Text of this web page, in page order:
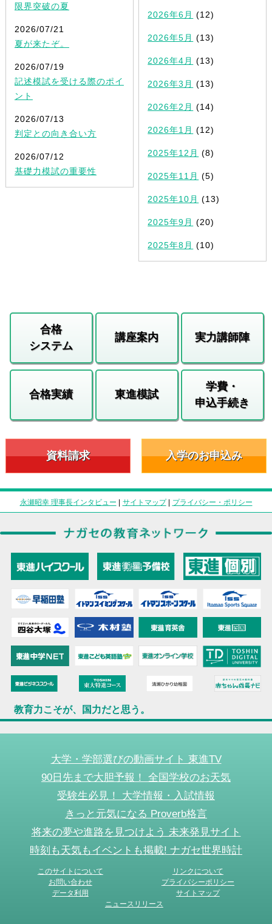
限界突破の夏
2026/07/21
夏が来たぞ。
2026/07/19
記述模試を受ける際のポイ
ント
2026/07/13
判定との向き合い方
2026/07/12
基礎力模試の重要性
2026年6月 (12)
2026年5月 (13)
2026年4月 (13)
2026年3月 (13)
2026年2月 (14)
2026年1月 (12)
2025年12月 (8)
2025年11月 (5)
2025年10月 (13)
2025年9月 (20)
2025年8月 (10)
合格
システム
講座案内 実力講師陣
合格実績 東進模試
学費・
申込手続き
資料請求 入学のお申込み
永瀬昭幸 理事長インタビュー | サイトマップ| プライバシー・ポリシー
教育力こそが、国力だと思う。
大学・学部選びの動画サイト 東進TV
90日先まで大胆予報！ 全国学校のお天気
受験生必見！ 大学情報・入試情報
きっと元気になる Proverb格言
将来の夢や進路を見つけよう 未来発見サイト
時刻も天気もイベントも掲載! ナガセ世界時計
このサイトについて
リンクについて
お問い合わせ
プライバシーポリシー
データ利用
サイトマップ
ニュースリリース